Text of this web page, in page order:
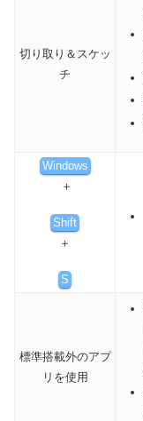
切り取り＆スケッ
チ
Windows
＋
Shift
＋
S
標準搭載外のアプ
リを使用